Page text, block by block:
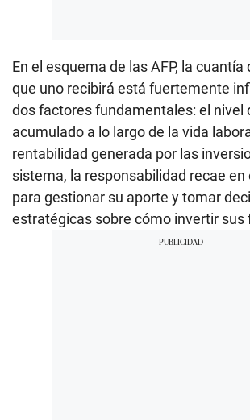
En el esquema de las AFP, la cuantía
que uno recibirá está fuertemente
dos factores fundamentales: el nivel
acumulado a lo largo de la vida
rentabilidad generada por las
sistema, la responsabilidad recae en
para gestionar su aporte y tomar
estratégicas sobre cómo invertir sus